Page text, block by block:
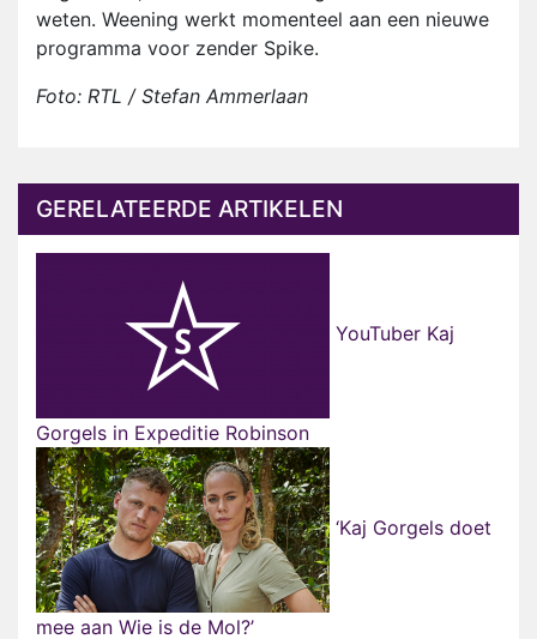
weten. Weening werkt momenteel aan een nieuwe
programma voor zender Spike.
Foto: RTL / Stefan Ammerlaan
GERELATEERDE ARTIKELEN
YouTuber Kaj
Gorgels in Expeditie Robinson
‘Kaj Gorgels doet
mee aan Wie is de Mol?’